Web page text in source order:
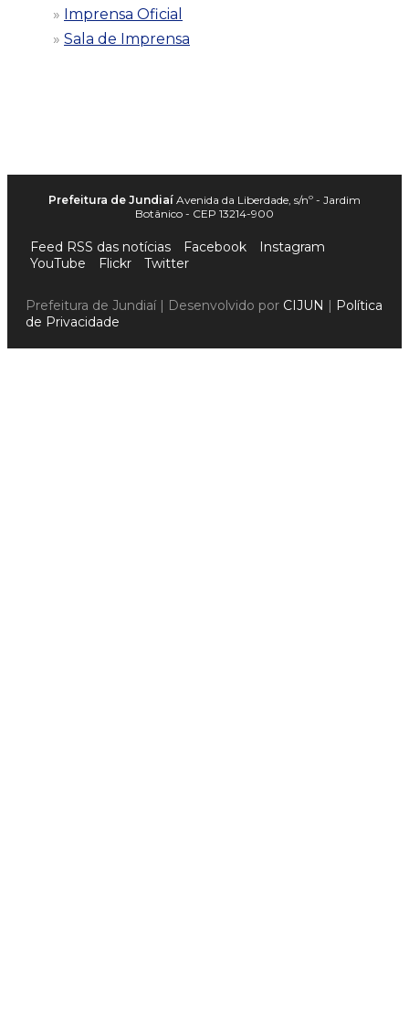
Imprensa Oficial
Sala de Imprensa
Prefeitura de Jundiaí Avenida da Liberdade, s/nº - Jardim
Botânico - CEP 13214-900
Feed RSS das notícias Facebook
Instagram
YouTube
Flickr Twitter
Prefeitura de Jundiaí | Desenvolvido por CIJUN | Política
de Privacidade